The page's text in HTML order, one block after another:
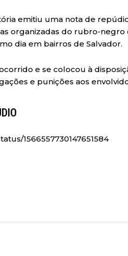
emitiu uma nota de
organizadas do rubro-negro
dia em bairros de Salvador.
e se colocou à
e punições aos
1566557730147651584